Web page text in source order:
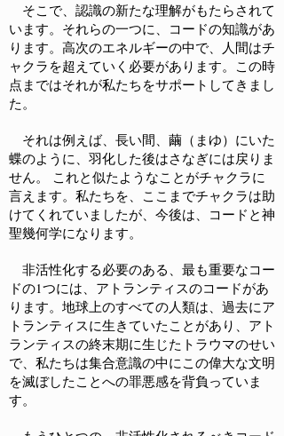
そこで、認識の新たな理解がもたらされて
います。それらの一つに、コードの知識があ
ります。高次のエネルギーの中で、人間はチ
ャクラを超えていく必要があります。この時
点まではそれが私たちをサポートしてきまし
た。
それは例えば、長い間、繭（まゆ）にいた
蝶のように、羽化した後はさなぎには戻りま
せん。 これと似たようなことがチャクラに
言えます。私たちを、ここまでチャクラは助
けてくれていましたが、今後は、コードと神
聖幾何学になります。
非活性化する必要のある、最も重要なコー
ドの1つには、アトランティスのコードがあ
ります。地球上のすべての人類は、過去にア
トランティスに生きていたことがあり、アト
ランティスの終末期に生じたトラウマのせい
で、私たちは集合意識の中にこの偉大な文明
を滅ぼしたことへの罪悪感を背負っていま
す。